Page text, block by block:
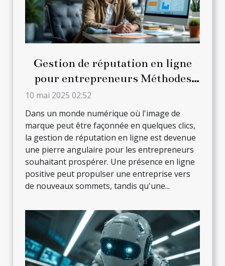
Gestion de réputation en ligne
pour entrepreneurs Méthodes
pour construire et maintenir une
image de marque positive
10 mai 2025 02:52
Dans un monde numérique où l'image de
marque peut être façonnée en quelques clics,
la gestion de réputation en ligne est devenue
une pierre angulaire pour les entrepreneurs
souhaitant prospérer. Une présence en ligne
positive peut propulser une entreprise vers
de nouveaux sommets, tandis qu'une...